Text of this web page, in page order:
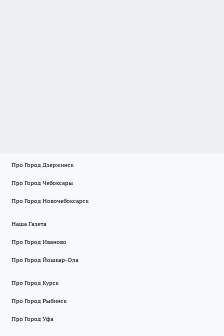
Про Город Дзержинск
Про Город Чебоксары
Про Город Новочебоксарск
Наша Газета
Про Город Иваново
Про Город Йошкар-Ола
Про Город Курск
Про Город Рыбинск
Про Город Уфа